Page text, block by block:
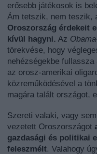
erősebb játékosok is
Ám tetszik, nem teszik,
Oroszország érdekeit
kívül hagyni. Az
törekvése, hogy
nehézségekbe
az orosz-amerikai
közreműködésével a
magára talált országot,
Szereti valaki, vagy
vezetett Oroszországot
gazdasági és politikai
feleszmélt. Valahogy